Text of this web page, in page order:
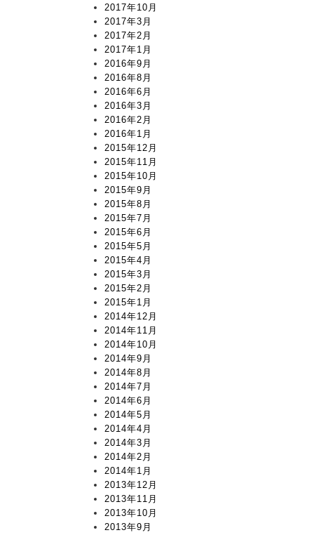
2017年10月
2017年3月
2017年2月
2017年1月
2016年9月
2016年8月
2016年6月
2016年3月
2016年2月
2016年1月
2015年12月
2015年11月
2015年10月
2015年9月
2015年8月
2015年7月
2015年6月
2015年5月
2015年4月
2015年3月
2015年2月
2015年1月
2014年12月
2014年11月
2014年10月
2014年9月
2014年8月
2014年7月
2014年6月
2014年5月
2014年4月
2014年3月
2014年2月
2014年1月
2013年12月
2013年11月
2013年10月
2013年9月